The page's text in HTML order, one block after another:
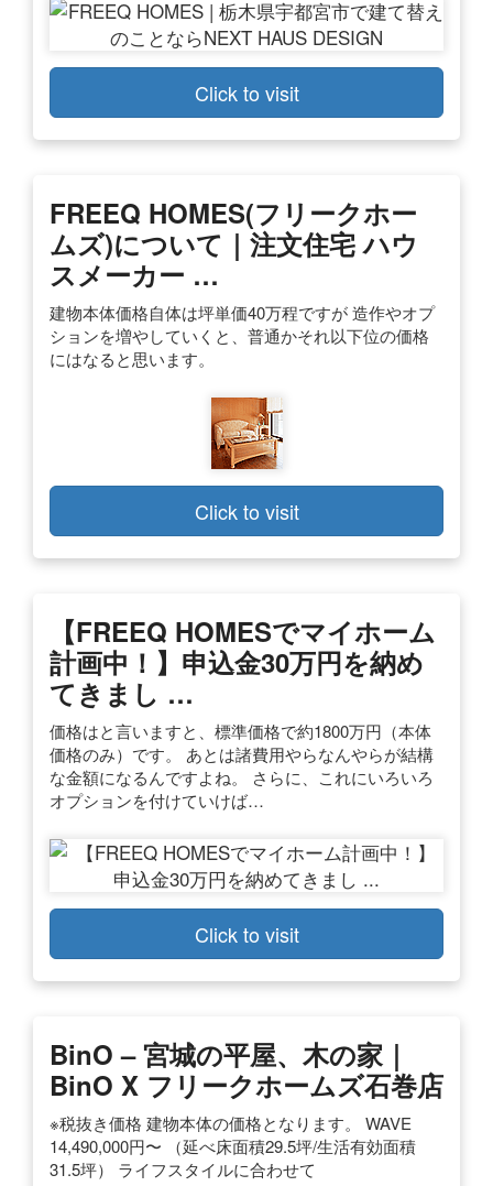
Click to visit
FREEQ HOMES(フリークホー
ムズ)について｜注文住宅 ハウ
スメーカー …
建物本体価格自体は坪単価40万程ですが 造作やオプ
ションを増やしていくと、普通かそれ以下位の価格
にはなると思います。
Click to visit
【FREEQ HOMESでマイホーム
計画中！】申込金30万円を納め
てきまし …
価格はと言いますと、標準価格で約1800万円（本体
価格のみ）です。 あとは諸費用やらなんやらが結構
な金額になるんですよね。 さらに、これにいろいろ
オプションを付けていけば…
Click to visit
BinO – 宮城の平屋、木の家｜
BinO X フリークホームズ石巻店
※税抜き価格 建物本体の価格となります。 WAVE
14,490,000円〜 （延べ床面積29.5坪/生活有効面積
31.5坪） ライフスタイルに合わせて